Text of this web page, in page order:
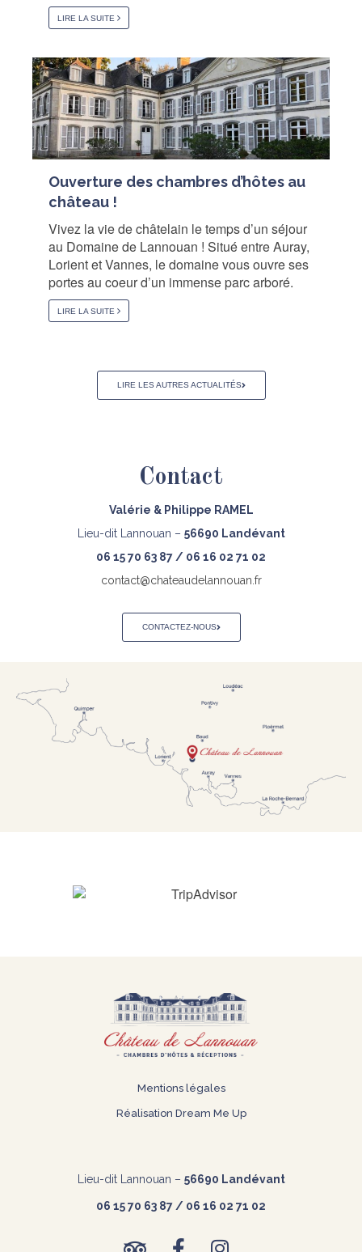
LIRE LA SUITE
Ouverture des chambres d’hôtes au
château !
Vivez la vie de châtelain le temps d’un séjour
au Domaine de Lannouan ! Situé entre Auray,
Lorient et Vannes, le domaine vous ouvre ses
portes au coeur d’un immense parc arboré.
LIRE LA SUITE
LIRE LES AUTRES ACTUALITÉS
Contact
Valérie & Philippe RAMEL
Lieu-dit Lannouan – 56690 Landévant
06 15 70 63 87 / 06 16 02 71 02
contact@chateaudelannouan.fr
CONTACTEZ-NOUS
Mentions légales
Réalisation Dream Me Up
Lieu-dit Lannouan – 56690 Landévant
06 15 70 63 87 / 06 16 02 71 02